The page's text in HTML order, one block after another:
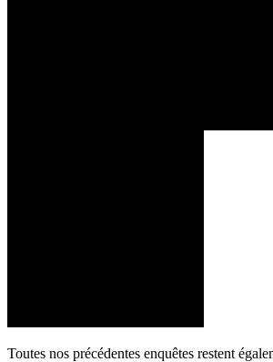
Toutes nos précédentes enquêtes restent